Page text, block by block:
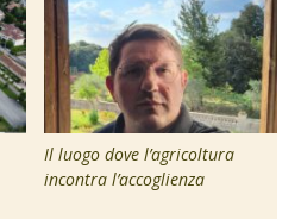
Il luogo dove l’agricoltura
incontra l’accoglienza